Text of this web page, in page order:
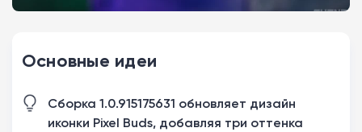
Основные идеи
Сборка 1.0.915175631 обновляет дизайн
иконки Pixel Buds, добавляя три оттенка